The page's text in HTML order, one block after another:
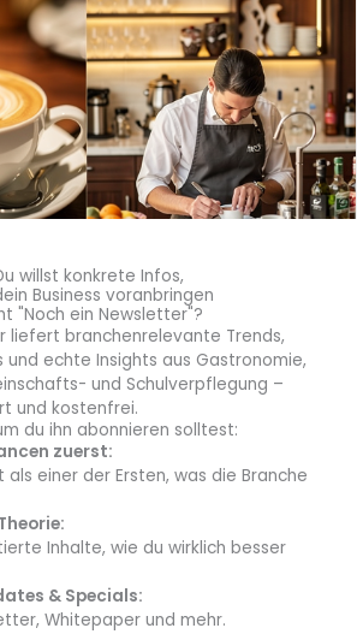
verarbeiten?
eignet sich besonders gut zum
und Grillen. Außerdem schmeckt das
Alternative am Buffet servieren. Auch
oder alsEinlage in der Suppe
In asiatische Gerichte passt
sehr gut.
willst konkrete Infos,
Business voranbringen
"Noch ein Newsletter"?
liefert branchenrelevante Trends,
und echte Insights aus Gastronomie,
und Schulverpflegung –
und kostenfrei.
du ihn abonnieren solltest:
zuerst:
als einer der Ersten, was die Branche
Inhalte, wie du wirklich besser
& Specials:
Whitepaper und mehr.